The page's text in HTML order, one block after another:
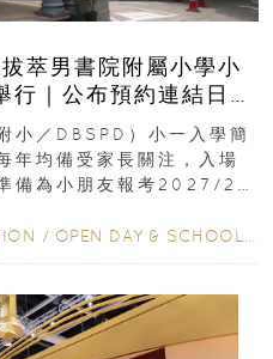
萃男書院附屬小學小
｜公布預約連結日期
小／DBSPD）小一入學簡
年均備受家長關注，入場
備為小朋友報考2027/28
/ OPEN DAY & SCHOOL EVENTS